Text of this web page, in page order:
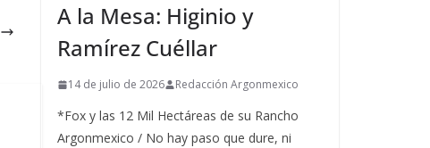
A la Mesa: Higinio y
Ramírez Cuéllar
14 de julio de 2026 Redacción Argonmexico
*Fox y las 12 Mil Hectáreas de su Rancho
Argonmexico / No hay paso que dure, ni